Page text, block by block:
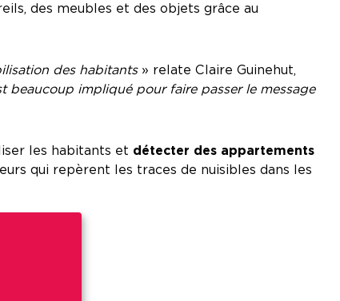
des meubles et des objets grâce au
des habitants» relate Claire Guinehut,
beaucoup impliqué pour faire passer le message
les habitants et détecter des appartements
qui repèrent les traces de nuisibles dans les